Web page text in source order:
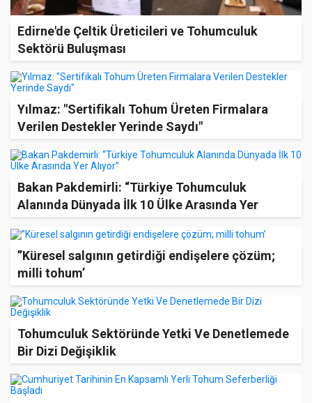
Edirne'de Çeltik Üreticileri ve Tohumculuk
Sektörü Buluşması
Yılmaz: "Sertifikalı Tohum Üreten Firmalara
Verilen Destekler Yerinde Saydı"
Bakan Pakdemirli: “Türkiye Tohumculuk
Alanında Dünyada İlk 10 Ülke Arasında Yer
’’Küresel salgının getirdiği endişelere çözüm;
milli tohum’
Tohumculuk Sektöründe Yetki Ve Denetlemede
Bir Dizi Değişiklik